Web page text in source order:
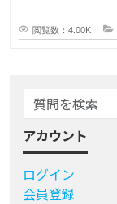
閲覧数：4.00K
アカウント
ログイン
会員登録